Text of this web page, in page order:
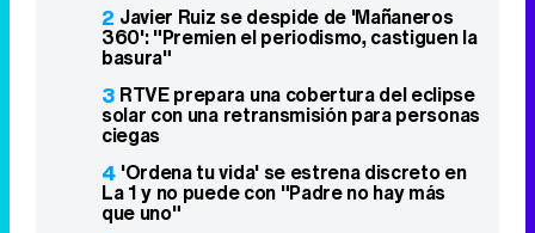
2 Javier Ruiz se despide de 'Mañaneros
360': "Premien el periodismo, castiguen la
basura"
3 RTVE prepara una cobertura del eclipse
solar con una retransmisión para personas
ciegas
4 'Ordena tu vida' se estrena discreto en
La 1 y no puede con "Padre no hay más
que uno"